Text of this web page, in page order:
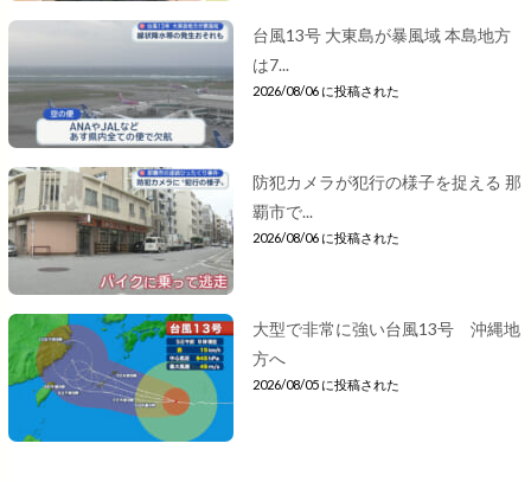
台風13号 大東島が暴風域 本島地方
は7...
2026/08/06 に投稿された
防犯カメラが犯行の様子を捉える 那
覇市で...
2026/08/06 に投稿された
大型で非常に強い台風13号 沖縄地
方へ
2026/08/05 に投稿された